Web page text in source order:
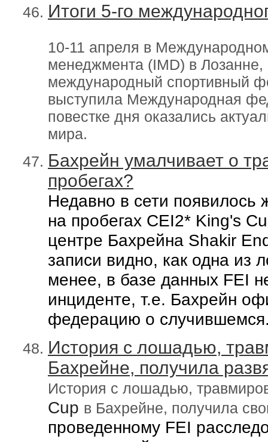
Итоги 5-го
10-11 апреля в
менеджмента (IMD) в
международный спортивный
выступила Международная
повестке дня оказались
мира.
Бахрейн умалчивает о
пробегах?
Недавно в сети появилось
на пробегах CEI2* King's
центре Бахрейна Shakir
записи видно, как одна из
менее, в базе данных FEI
инциденте, т.е. Бахрейн
федерацию о с
История с лошадью,
Бахрейне, получила
История с лошадью,
Cup в Бахрейне, получила
проведенному FEI